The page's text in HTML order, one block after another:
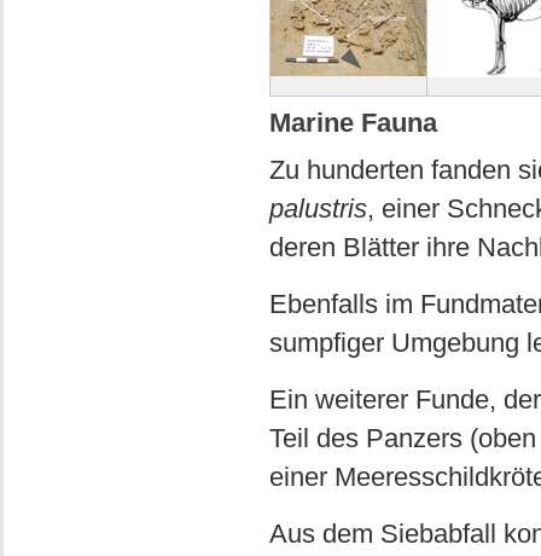
Marine Fauna
Zu hunderten fanden
palustris, einer
deren Blätter ihre
Ebenfalls im
sumpfiger Umgebung
Ein weiterer Funde,
Teil des Panzers
einer
Aus dem Siebabfall